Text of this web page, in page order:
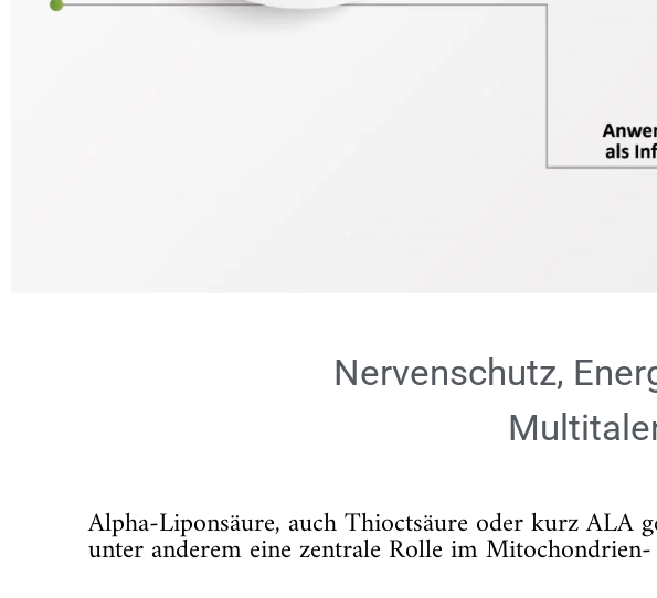
Nervenschutz,
Alpha-Liponsäure, auch Thioctsäure oder kurz ALA
unter anderem eine zentrale Rolle im